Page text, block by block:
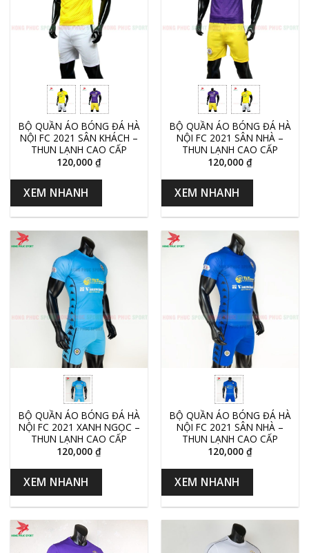
BỘ QUẦN ÁO BÓNG ĐÁ HÀ
NỘI FC 2021 SÂN KHÁCH –
THUN LẠNH CAO CẤP
120,000 ₫
XEM NHANH
BỘ QUẦN ÁO BÓNG ĐÁ HÀ
NỘI FC 2021 SÂN NHÀ –
THUN LẠNH CAO CẤP
120,000 ₫
XEM NHANH
BỘ QUẦN ÁO BÓNG ĐÁ HÀ
NỘI FC 2021 XANH NGỌC –
THUN LẠNH CAO CẤP
120,000 ₫
XEM NHANH
BỘ QUẦN ÁO BÓNG ĐÁ HÀ
NỘI FC 2021 SÂN NHÀ –
THUN LẠNH CAO CẤP
120,000 ₫
XEM NHANH